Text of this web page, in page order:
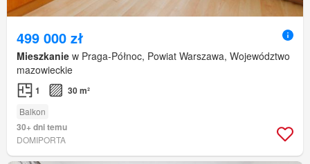
499 000 zł
Mieszkanie w Praga-Północ, Powiat Warszawa, Województwo
mazowieckie
1 30 m²
Balkon
30+ dni temu
DOMIPORTA